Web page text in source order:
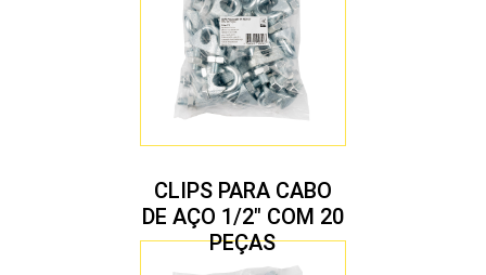
CLIPS PARA CABO
DE AÇO 1/2″ COM 20
PEÇAS